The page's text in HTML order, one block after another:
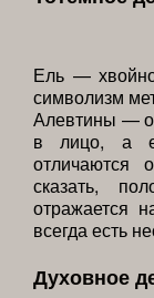
Ель —
символизм
Алевтины —
в лицо, а
отличаются
сказать,
отражается
всегда есть
Духовное